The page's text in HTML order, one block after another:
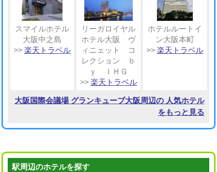
スマイルホテル
大阪中之島
>> 楽天トラベル
リーガロイヤル
ホテル大阪 ヴ
ィニェット コ
レクション ｂ
ｙ ＩＨＧ
>> 楽天トラベル
ホテルルートイ
ン大阪本町
>> 楽天トラベル
大阪国際会議場 グランキューブ大阪周辺の 人気ホテル
をもっと見る
駅周辺のホテルを探す